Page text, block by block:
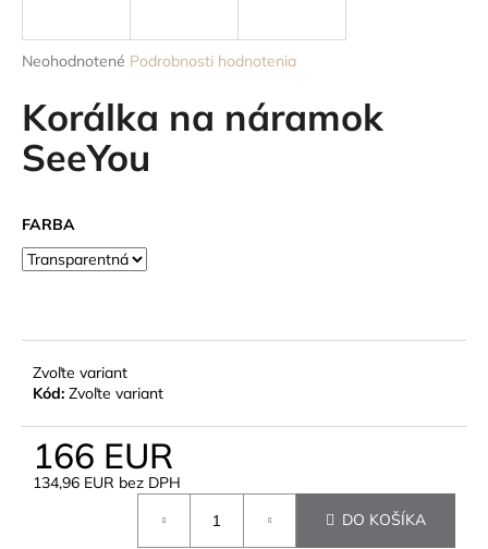
Priemerné
produktu
je
0,0
z
Neohodnotené Podrobnosti hodnotenia
Korálka na náramok
SeeYou
FARBA
Zvoľte variant
Kód: Zvoľte variant
166 EUR
134,96 EUR bez DPH
DO KOŠÍKA
j
ť
?
HĽADAŤ
O
d
p
o